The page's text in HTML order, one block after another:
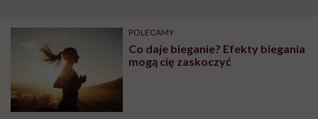
może chyba tylko
wyobraźni"
pracy
POLECAMY
Co daje bieganie? Efekty biegania
mogą cię zaskoczyć